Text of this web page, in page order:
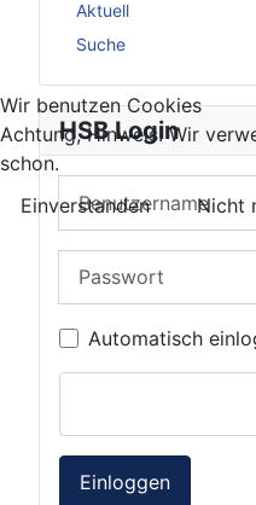
Aktuell
Suche
HSB Login
Automatisch
Einloggen
Wir benutzen Cookies
Achtung, Hinweis! Wir
schon.
Einverstanden
Nicht